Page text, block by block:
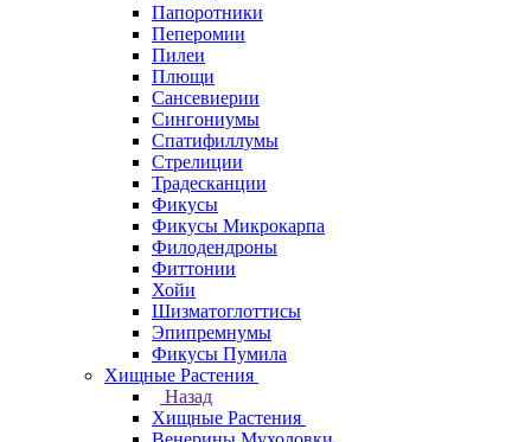
Папоротники
Пеперомии
Пилеи
Плющи
Сансевиерии
Сингониумы
Спатифиллумы
Стрелиции
Традесканции
Фикусы
Фикусы Микрокарпа
Филодендроны
Фиттонии
Хойи
Шизматоглоттисы
Эпипремнумы
Фикусы Пумила
Хищные Растения
Назад
Хищные Растения